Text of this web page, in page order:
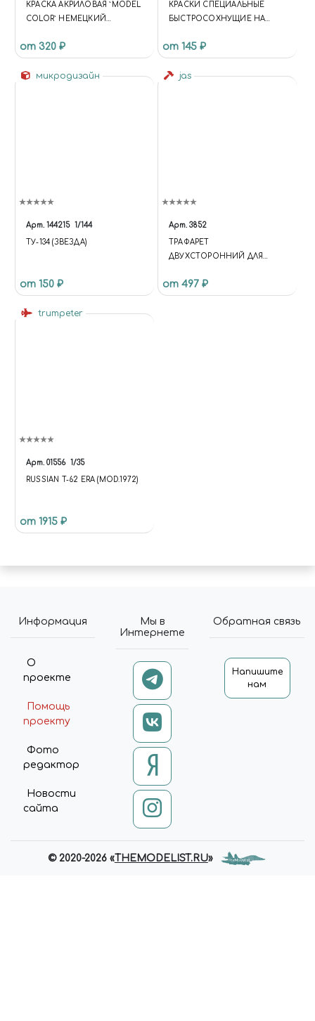
КРАСКА АКРИЛОВАЯ `MODEL
COLOR` НЕМЕЦКИЙ
ORANGE
от 320 ₽
КРАСКИ СПЕЦИАЛЬНЫЕ
БЫСТРОСОХНУЩИЕ НА
МАСЛА. 20 МЛ ЦВЕТ
НАСЫЩЕННЫЙ
МАЛИНОВЫЙ
от 145 ₽
микродизайн
Арт. 144215 1/144
ТУ-134 (ЗВЕЗДА)
от 150 ₽
jas
Арт. 3852
ТРАФАРЕТ
ДВУХСТОРОННИЙ ДЛЯ
JAS 3852
от 497 ₽
trumpeter
Арт. 01556 1/35
RUSSIAN T-62 ERA (MOD.1972)
от 1915 ₽
Информация
О
проекте
Помощь
проекту
Фото
редактор
Новости
сайта
Мы в
Интернете
Обратная связь
Напишите
нам
© 2020-2026 «THEMODELIST.RU»